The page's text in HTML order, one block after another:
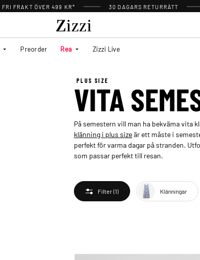
FRI FRAKT ÖVER 499 KR* 30 DAGARS RETURRÄTT
Preorder Rea Zizzi Live
PLUS SIZE
VITA
På semestern vill man ha bekväma vita
klänning i plus sizeär ett måste i
perfekt för varma dagar på stranden.
som passar perfekt till resan.
Filter(1) Klänningar